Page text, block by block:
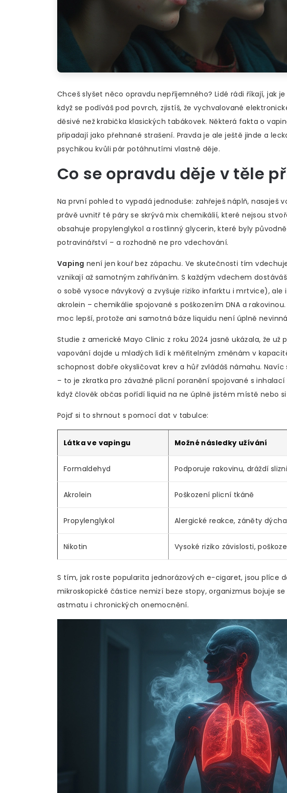
Chceš slyšet něco opravdu nepříjemného? Lidé rádi říkají, jak
když se podíváš pod povrch, zjistíš, že vychvalované
děsivé než krabička klasických tabákovek. Některá fakta o
připadají jako přehnané strašení. Pravda je ale ještě jinde a
psychikou kvůli pár potáhnutími vlastně děje.
Co se opravdu děje v těle
Na první pohled to vypadá jednoduše: zahřeješ náplň, nasaješ
právě uvnitř té páry se skrývá mix chemikálií, které nejsou
obsahuje propylenglykol a rostlinný glycerin, které byly
potravinářství – a rozhodně ne pro vdechování.
Vaping není jen kouř bez zápachu. Ve skutečnosti tím
vznikají až samotným zahříváním. S každým vdechem
o sobě vysoce návykový a zvyšuje riziko infarktu i mrtvice),
akrolein – chemikálie spojované s poškozením DNA a
moc lepší, protože ani samotná báze liquidu není úplně
Studie z americké Mayo Clinic z roku 2024 jasně ukázala, že
vapování dojde u mladých lidí k měřitelným změnám v
schopnost dobře okysličovat krev a hůř zvládáš námahu. Navíc
– to je zkratka pro závažné plicní poranění spojované s
když člověk občas pořídí liquid na ne úplně jistém místě nebo
Pojď si to shrnout s pomocí dat v tabulce:
Látka ve vapingu Možné následky užívání
Formaldehyd Podporuje rakovinu, dráždí
Akrolein Poškození plicní tkáně
Propylenglykol Alergické reakce, záněty
Nikotin Vysoké riziko závislosti,
S tím, jak roste popularita jednorázových e-cigaret, jsou plíce
mikroskopické částice nemizí beze stopy, organizmus bojuje
astmatu i chronických onemocnění.